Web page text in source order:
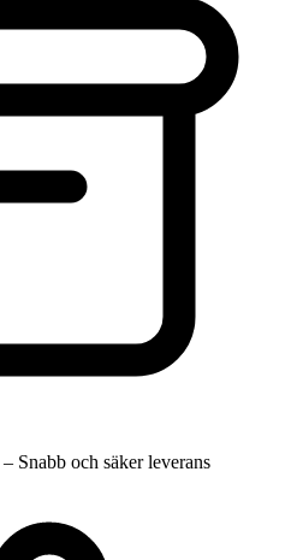
– Snabb och säker leverans